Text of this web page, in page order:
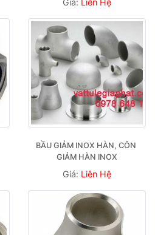
BẦU GIẢM INOX HÀN, CÔN
GIẢM HÀN INOX
Giá: Liên Hệ